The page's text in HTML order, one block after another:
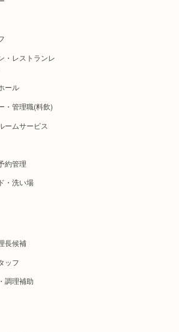
・レストランレ
ール
・管理職(料飲)
ームサービス
約管理
・洗い場
長候補
ッフ
調理補助